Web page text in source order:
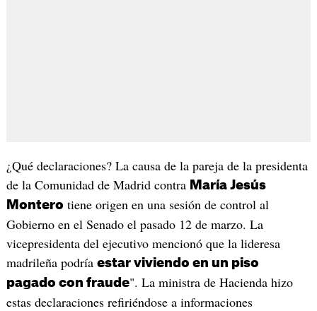
¿Qué declaraciones? La causa de la pareja de la presidenta
de la Comunidad de Madrid contra María Jesús
Montero tiene origen en una sesión de control al
Gobierno en el Senado el pasado 12 de marzo. La
vicepresidenta del ejecutivo mencionó que la lideresa
madrileña podría estar viviendo en un piso
pagado con fraude". La ministra de Hacienda hizo
estas declaraciones refiriéndose a informaciones